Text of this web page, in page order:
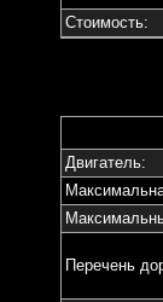
Стоимость:
Двигатель:
Перечень